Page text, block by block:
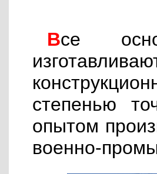
Все основные детали печатной машины
степенью
опытом
военно-